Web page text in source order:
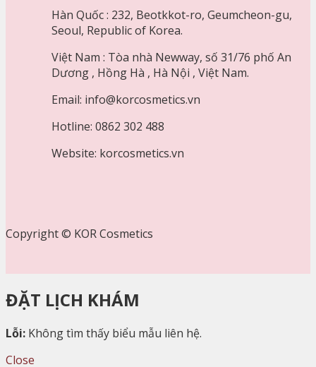
Hàn Quốc : 232, Beotkkot-ro, Geumcheon-gu,
Seoul, Republic of Korea.
Việt Nam : Tòa nhà Newway, số 31/76 phố An
Dương , Hồng Hà , Hà Nội , Việt Nam.
Email: info@korcosmetics.vn
Hotline: 0862 302 488
Website: korcosmetics.vn
Copyright © KOR Cosmetics
ĐẶT LỊCH KHÁM
Lỗi: Không tìm thấy biểu mẫu liên hệ.
Close